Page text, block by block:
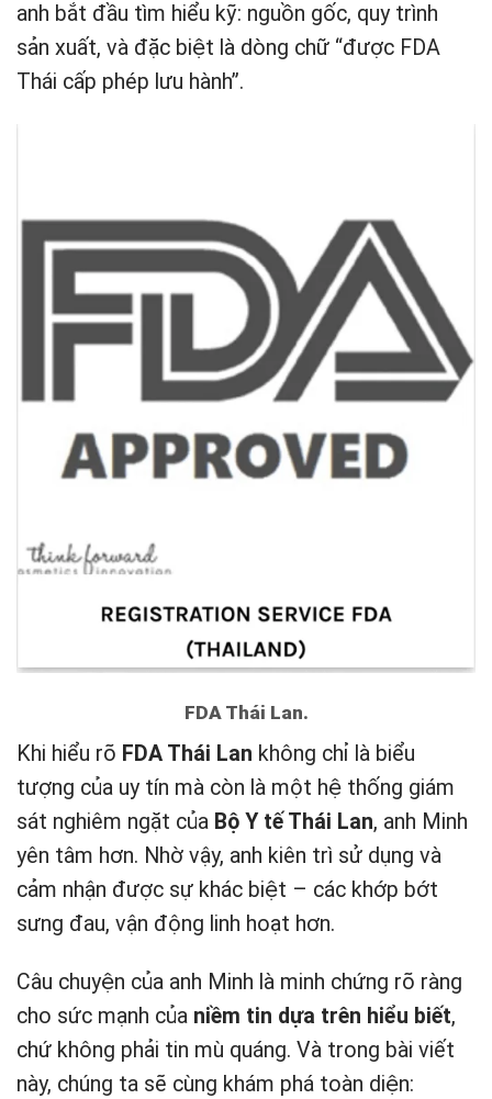
anh bắt đầu tìm hiểu kỹ: nguồn gốc, quy trình
sản xuất, và đặc biệt là dòng chữ “được FDA
Thái cấp phép lưu hành”.
FDA Thái Lan.
Khi hiểu rõ FDA Thái Lan không chỉ là biểu
tượng của uy tín mà còn là một hệ thống giám
sát nghiêm ngặt của Bộ Y tế Thái Lan, anh Minh
yên tâm hơn. Nhờ vậy, anh kiên trì sử dụng và
cảm nhận được sự khác biệt – các khớp bớt
sưng đau, vận động linh hoạt hơn.
Câu chuyện của anh Minh là minh chứng rõ ràng
cho sức mạnh của niềm tin dựa trên hiểu biết,
chứ không phải tin mù quáng. Và trong bài viết
này, chúng ta sẽ cùng khám phá toàn diện: